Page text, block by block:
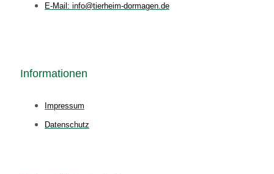
E-Mail: info@tierheim-dormagen.de
Informationen
Impressum
Datenschutz